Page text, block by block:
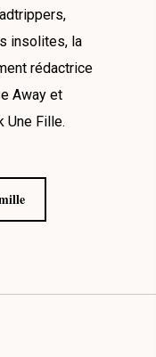
insolites, la
rédactrice
Away et
Une Fille.